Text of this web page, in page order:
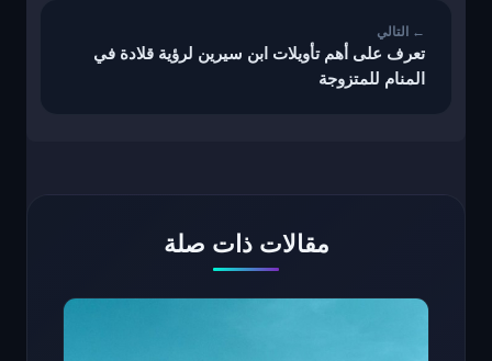
تعرف على أهم تأويلات ابن سيرين لرؤية قلادة في
المنام للمتزوجة
مقالات ذات صلة